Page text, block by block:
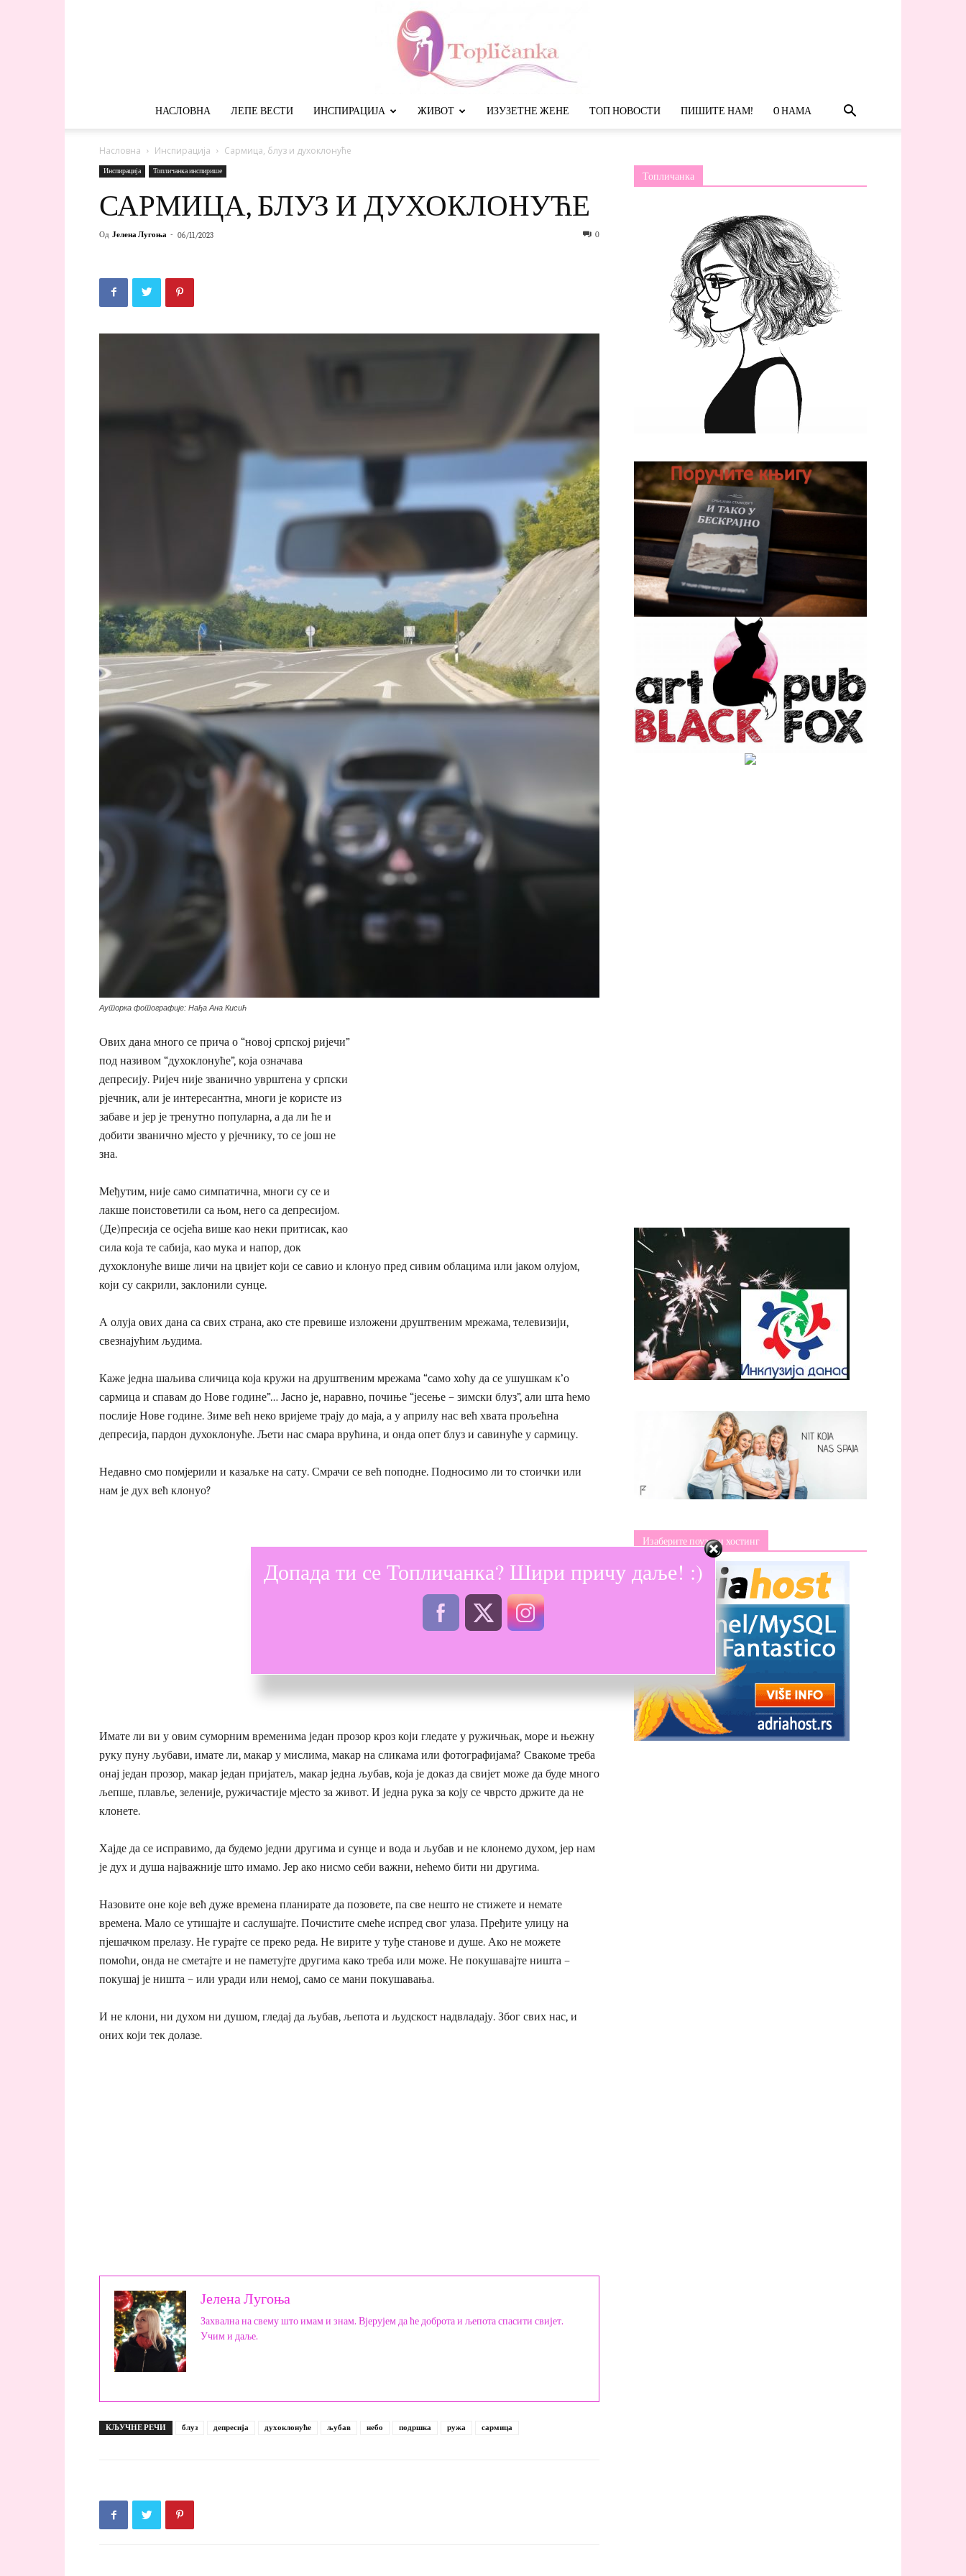
НАСЛОВНА ЛЕПЕ ВЕСТИ ИНСПИРАЦИЈА ЖИВОТ ИЗУЗЕТНЕ ЖЕНЕ ТОП НОВОСТИ ПИШИТЕ НАМ! O НАМА
Насловна Инспирација Сармица, блуз и духоклонуће
Инспирација Топличанка инспирише
САРМИЦА, БЛУЗ И ДУХОКЛОНУЋЕ
Од Јелена Лугоња - 06/11/2023 0
Ауторка фотографије: Нађа Ана Кисић
Ових дана много се прича о “новој српској ријечи”
под називом “духоклонуће”, која означава
депресију. Ријеч није званично уврштена у српски
рјечник, али је интересантна, многи је користе из
забаве и јер је тренутно популарна, а да ли ће и
добити званично мјесто у рјечнику, то се још не
зна.
Међутим, није само симпатична, многи су се и
лакше поистоветили са њом, него са депресијом.
(Де)пресија се осјећа више као неки притисак, као
сила која те сабија, као мука и напор, док
духоклонуће више личи на цвијет који се савио и клонуо пред сивим облацима или јаком олујом,
који су сакрили, заклонили сунце.
А олуја ових дана са свих страна, ако сте превише изложени друштвеним мрежама, телевизији,
свезнајућим људима.
Каже једна шаљива сличица која кружи на друштвеним мрежама “само хоћу да се ушушкам к’о
сармица и спавам до Нове године”… Јасно је, наравно, почиње “јесење – зимски блуз”, али шта ћемо
послије Нове године. Зиме већ неко вријеме трају до маја, а у априлу нас већ хвата прољећна
депресија, пардон духоклонуће. Љети нас смара врућина, и онда опет блуз и савинуће у сармицу.
Недавно смо помјерили и казаљке на сату. Смрачи се већ поподне. Подносимо ли то стоички или
нам је дух већ клонуо?
Имате ли ви у овим суморним временима један прозор кроз који гледате у ружичњак, море и њежну
руку пуну љубави, имате ли, макар у мислима, макар на сликама или фотографијама? Свакоме треба
онај један прозор, макар један пријатељ, макар једна љубав, која је доказ да свијет може да буде много
љепше, плавље, зеленије, ружичастије мјесто за живот. И једна рука за коју се чврсто држите да не
клонете.
Хајде да се исправимо, да будемо једни другима и сунце и вода и љубав и не клонемо духом, јер нам
је дух и душа најважније што имамо. Јер ако нисмо себи важни, нећемо бити ни другима.
Назовите оне које већ дуже времена планирате да позовете, па све нешто не стижете и немате
времена. Мало се утишајте и саслушајте. Почистите смеће испред свог улаза. Пређите улицу на
пјешачком прелазу. Не гурајте се преко реда. Не вирите у туђе станове и душе. Ако не можете
помоћи, онда не сметајте и не паметујте другима како треба или може. Не покушавајте ништа –
покушај је ништа – или уради или немој, само се мани покушавања.
И не клони, ни духом ни душом, гледај да љубав, љепота и људскост надвладају. Због свих нас, и
оних који тек долазе.
Јелена Лугоња
Захвална на свему што имам и знам. Вјерујем да ће доброта и љепота спасити свијет.
Учим и даље.
КЉУЧНЕ РЕЧИ блуз депресија духоклонуће љубав небо подршка ружа сармица
Топличанка
Изаберите поуздан хостинг
Допада ти се Топличанка? Шири причу даље! :)